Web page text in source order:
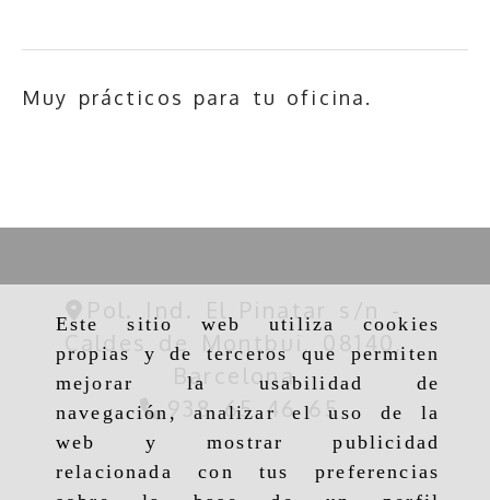
Este sitio web utiliza cookies
propias y de terceros que permiten
mejorar la usabilidad de
navegación, analizar el uso de la
web y mostrar publicidad
relacionada con tus preferencias
Muy prácticos para tu oficina.
Caldes de Montbui,
08140,
Barcelona
938 65 46 65